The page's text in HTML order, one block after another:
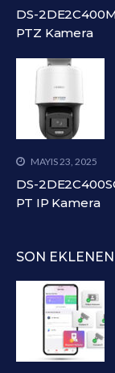
DS-
PTZ Kamera
MAYIS 23, 2025
DS-
PT IP Kamera
SON